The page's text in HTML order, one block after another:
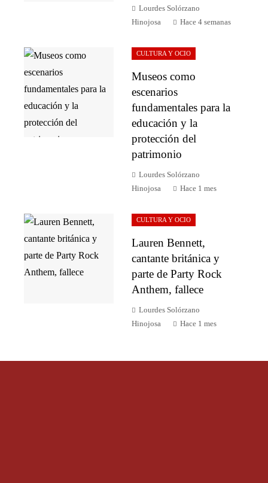
Lourdes Solórzano
Hinojosa
Hace 4 semanas
CULTURA Y OCIO
Museos como
escenarios
fundamentales para la
educación y la
protección del
patrimonio
Lourdes Solórzano
Hinojosa
Hace 1 mes
CULTURA Y OCIO
Lauren Bennett,
cantante británica y
parte de Party Rock
Anthem, fallece
Lourdes Solórzano
Hinojosa
Hace 1 mes